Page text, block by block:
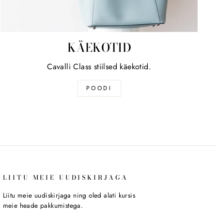
KÄEKOTID
Cavalli Class stiilsed käekotid.
POODI
LIITU MEIE UUDISKIRJAGA
Liitu meie uudiskirjaga ning oled alati kursis
meie heade pakkumistega.